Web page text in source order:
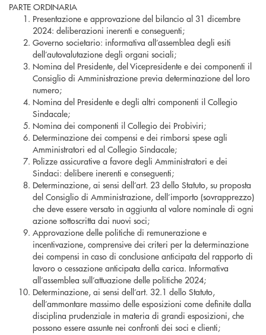
PARTE ORDINARIA
Presentazione e approvazione del bilancio al 31 dicembre
2024: deliberazioni inerenti e conseguenti;
Governo societario: informativa all’assemblea degli esiti
dell’autovalutazione degli organi sociali;
Nomina del Presidente, del Vicepresidente e dei componenti il
Consiglio di Amministrazione previa determinazione del loro
numero;
Nomina del Presidente e degli altri componenti il Collegio
Sindacale;
Nomina dei componenti il Collegio dei Probiviri;
Determinazione dei compensi e dei rimborsi spese agli
Amministratori ed al Collegio Sindacale;
Polizze assicurative a favore degli Amministratori e dei
Sindaci: delibere inerenti e conseguenti;
Determinazione, ai sensi dell’art. 23 dello Statuto, su proposta
del Consiglio di Amministrazione, dell’importo (sovrapprezzo)
che deve essere versato in aggiunta al valore nominale di ogni
azione sottoscritta dai nuovi soci;
Approvazione delle politiche di remunerazione e
incentivazione, comprensive dei criteri per la determinazione
dei compensi in caso di conclusione anticipata del rapporto di
lavoro o cessazione anticipata della carica. Informativa
all’assemblea sull’attuazione delle politiche 2024;
Determinazione, ai sensi dell’art. 32.1 dello Statuto,
dell’ammontare massimo delle esposizioni come definite dalla
disciplina prudenziale in materia di grandi esposizioni, che
possono essere assunte nei confronti dei soci e clienti;